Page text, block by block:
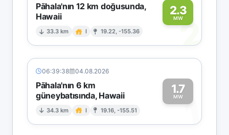
Pāhala'nın 12 km doğusunda,
Hawaii
33.3 km I 19.22, -155.36
2.3
MW2
06:39:38 04.08.2026
Pāhala'nın 6 km
güneybatısında, Hawaii
34.3 km I 19.16, -155.51
1.7
MW1